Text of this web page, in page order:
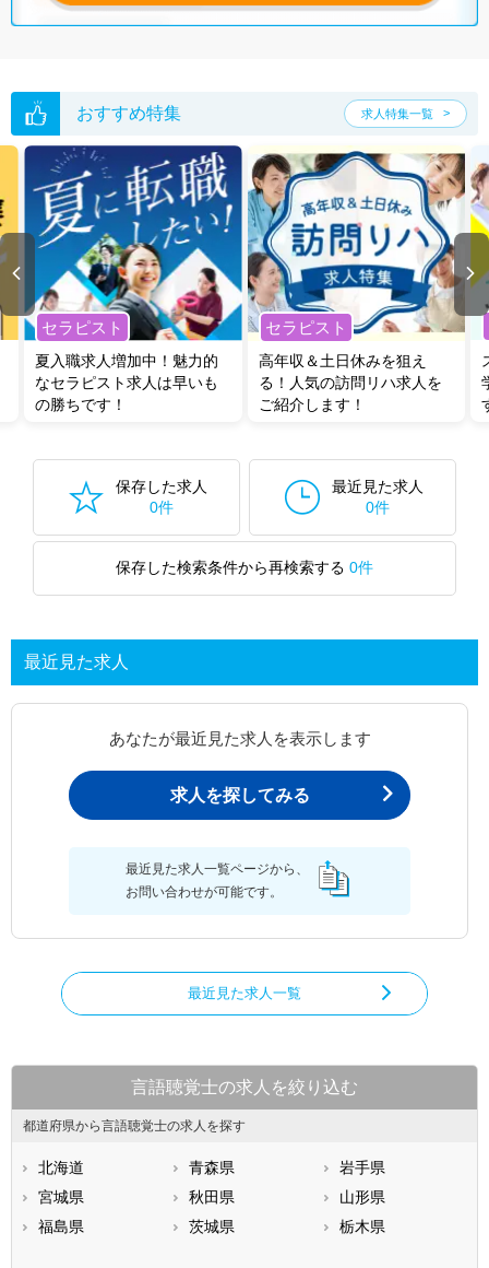
おすすめ特集 求人特集一覧
セラピスト
夏入職求人増加中！魅力的
なセラピスト求人は早いも
の勝ちです！
セラピスト
高年収＆土日休みを狙え
る！人気の訪問リハ求人を
ご紹介します！
保存した求人
0件
最近見た求人
0件
保存した検索条件から再検索する 0件
最近見た求人
あなたが最近見た求人を表示します
求人を探してみる
最近見た求人一覧ページから、
お問い合わせが可能です。
最近見た求人一覧
言語聴覚士の求人を絞り込む
都道府県から言語聴覚士の求人を探す
北海道 青森県
岩手県
宮城県
秋田県
山形県
福島県
茨城県
栃木県